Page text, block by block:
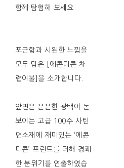
함께 탐험해 보세요.
포근함과 시원한 느낌을
모두 담은 [에콘디콘 차
렵이불]을 소개합니다.
앞면은 은은한 광택이 돋
보이는 고급 100수 사틴
면소재에 재미있는 ‘에콘
디콘’ 프린트를 더해 경쾌
한 분위기를 연출하였습